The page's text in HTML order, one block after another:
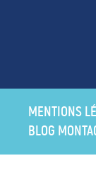
MENTIONS
BLOG